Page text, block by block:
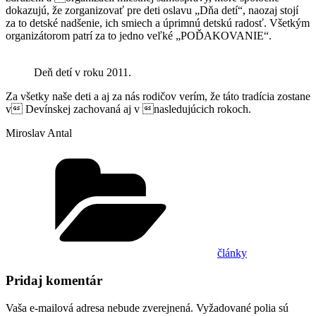
dokazujú, že zorganizovať pre deti oslavu „Dňa detí“, naozaj stojí
za to detské nadšenie, ich smiech a úprimnú detskú radosť. Všetkým
organizátorom patrí za to jedno veľké „POĎAKOVANIE“.
Deň detí v roku 2011.
Za všetky naše deti a aj za nás rodičov verím, že táto tradícia zostane
v Devínskej zachovaná aj v nasledujúcich rokoch.
Miroslav Antal
články
Pridaj komentár
Vaša e-mailová adresa nebude zverejnená. Vyžadované polia sú